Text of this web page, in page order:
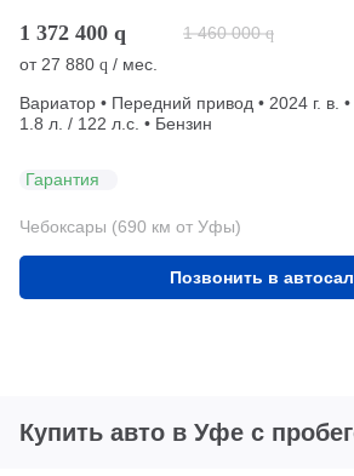
1 372 400 q 1 460 000 q
от 27 880 q / мес.
Вариатор • Передний привод • 2024 г. в.
1.8 л. / 122 л.с. • Бензин
Гарантия
Чебоксары (690 км от Уфы)
Позвонить в
Купить авто в Уфе с